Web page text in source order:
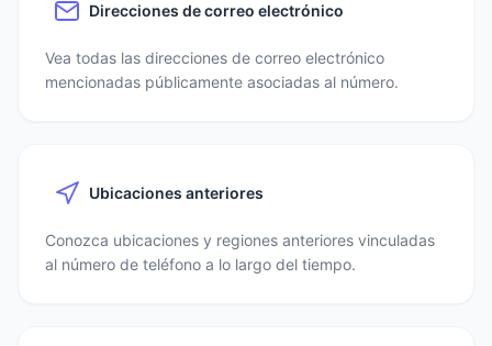
Direcciones de correo electrónico
Vea todas las direcciones de correo electrónico
mencionadas públicamente asociadas al número.
Ubicaciones anteriores
Conozca ubicaciones y regiones anteriores vinculadas
al número de teléfono a lo largo del tiempo.